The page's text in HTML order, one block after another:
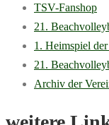
TSV-Fanshop
21.
1. Heimspiel
21.
Archiv der